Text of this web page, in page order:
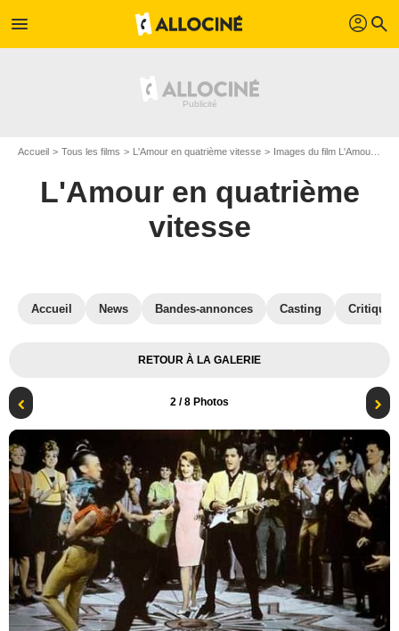
menu profil search
Accueil Tous les films L'Amour en quatrième vitesse Images du film L'Amour en quatrième vitesse
L'Amour en quatrième
vitesse
Accueil News Bandes-annonces Casting
RETOUR À LA GALERIE
2 / 8 Photos